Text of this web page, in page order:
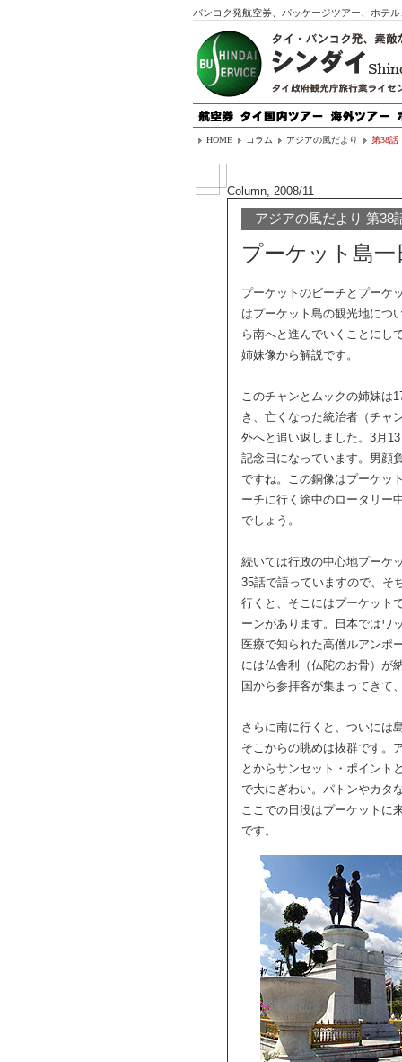
バンコク発航空券、パッケージツアー、ホテ
HOME コラム アジアの風だより 第38話
Column, 2008/11
アジアの風だより 第38
プーケット島一
プーケットのビーチとプーケ
はプーケット島の観光地につ
ら南へと進んでいくことにし
姉妹像から解説です。
このチャンとムックの姉妹は
き、亡くなった統治者（チャ
外へと追い返しました。3月
記念日になっています。男顔
ですね。この銅像はプーケッ
ーチに行く途中のロータリー
でしょう。
続いては行政の中心地プーケ
35話で語っていますので、そ
行くと、そこにはプーケット
ーンがあります。日本ではワ
医療で知られた高僧ルアンポ
には仏舎利（仏陀のお骨）が
国から参拝客が集まってきて
さらに南に行くと、ついには
そこからの眺めは抜群です。
とからサンセット・ポイント
で大にぎわい。パトンやカタ
ここでの日没はプーケットに
です。